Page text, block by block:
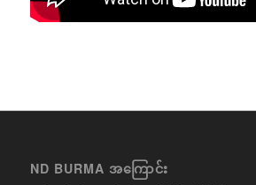
ND BURMA အကြောင်း